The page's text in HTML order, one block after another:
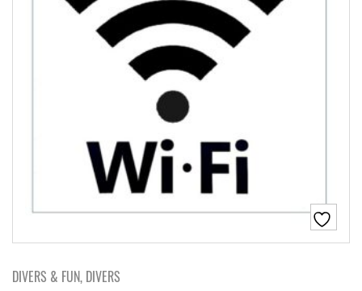
DIVERS & FUN, DIVERS